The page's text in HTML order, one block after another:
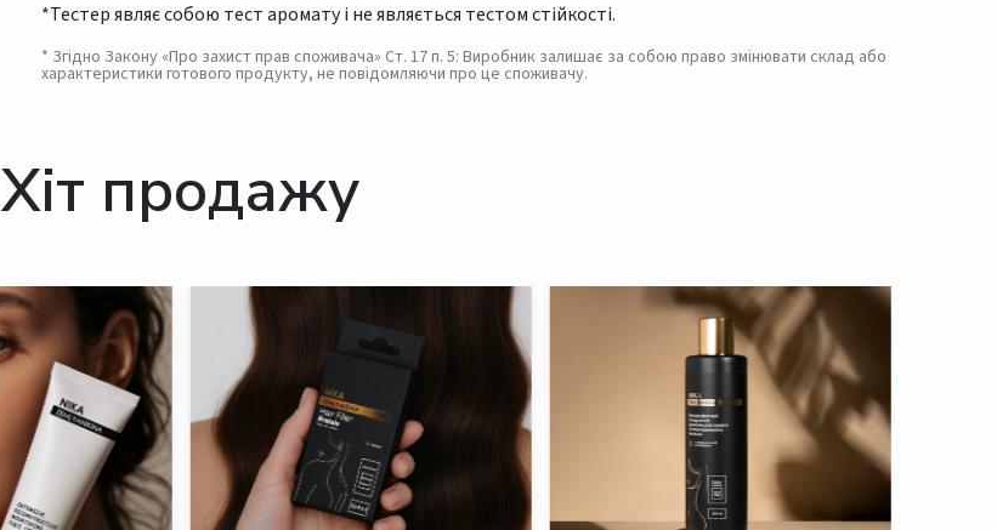
*Тестер являє собою тест аромату і не являється тестом стійкості.
* Згідно Закону «Про захист прав споживача» Ст. 17 п. 5: Виробник залишає за собою право змінювати склад або
характеристики готового продукту, не повідомляючи про це споживачу.
Хіт продажу